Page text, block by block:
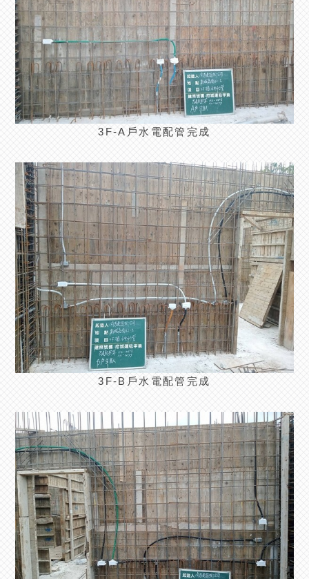
3F-A戶水電配管完成
3F-B戶水電配管完成